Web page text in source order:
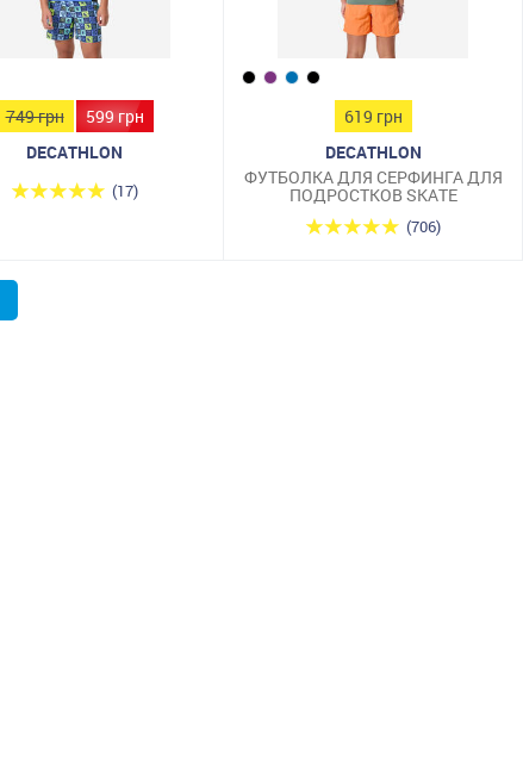
749 грн
599 грн
DECATHLON
(17)
619 грн
DECATHLON
ФУТБОЛКА ДЛЯ СЕРФИНГА ДЛЯ
ПОДРОСТКОВ SKATE
(706)